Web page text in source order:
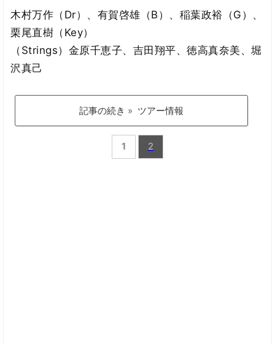
木村万作（Dr）、有賀啓雄（B）、稲葉政裕（G）、
栗尾直樹（Key）
（Strings）金原千恵子、吉田翔平、徳高真奈美、堀
沢真己
記事の続き » ツアー情報
1 2